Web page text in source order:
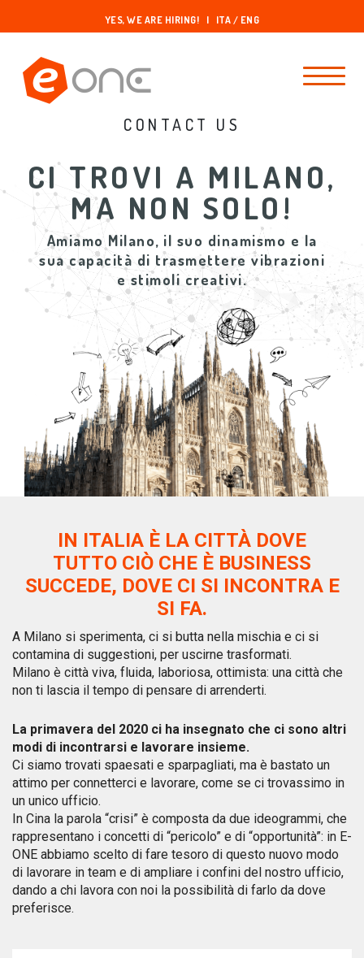
YES, WE ARE HIRING! | ITA / ENG
CONTACT US
CI TROVI A MILANO,
MA NON SOLO!
Amiamo Milano, il suo dinamismo e la
sua capacità di trasmettere vibrazioni
e stimoli creativi.
IN ITALIA È LA CITTÀ DOVE
TUTTO CIÒ CHE È BUSINESS
SUCCEDE, DOVE CI SI INCONTRA E
SI FA.
A Milano si sperimenta, ci si butta nella mischia e ci si
contamina di suggestioni, per uscirne trasformati.
Milano è città viva, fluida, laboriosa, ottimista: una città che
non ti lascia il tempo di pensare di arrenderti.
La primavera del 2020 ci ha insegnato che ci sono altri
modi di incontrarsi e lavorare insieme.
Ci siamo trovati spaesati e sparpagliati, ma è bastato un
attimo per connetterci e lavorare, come se ci trovassimo in
un unico ufficio.
In Cina la parola “crisi” è composta da due ideogrammi, che
rappresentano i concetti di “pericolo” e di “opportunità”: in E-
ONE abbiamo scelto di fare tesoro di questo nuovo modo
di lavorare in team e di ampliare i confini del nostro ufficio,
dando a chi lavora con noi la possibilità di farlo da dove
preferisce.